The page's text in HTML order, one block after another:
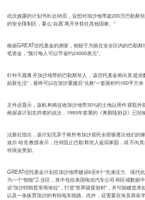
此次披露的计划书长达38页，设想对加沙地带超200万巴勒斯
的安全限制区，要么‘自愿’离开并前往其他国家。”
根据GREAT信托基金的测算，相较于为留在安全区内的巴勒
笔资金，“预计每人可以节省约23000美元”。
针对不愿离开加沙地带的巴勒斯坦人，该信托基金将向其提
始新生活”，最终可以在加沙重建后“兑换”一套面积约160平方米
文件还显示，该机构将征收加沙地带30%的土地以用作获取外
根据该计划支持者的说法，1993年签署的《奥斯陆协议》已经
法新社指出，该计划无异于将所有加沙居民全部驱逐出他们
迪尔·哈克教授表示，任何阻止巴勒斯坦人返回家园，或不向
何现金奖励。
GREAT信托基金计划在加沙地带建设6至8个“充满活力、现代
为一个“智能”工业区，其中包括美国电动汽车公司和区域数
设“加沙特朗普里维埃拉”，打造“世界级度假村”，并可能建造
以及一条纵贯加沙的有轨电车线路。此外，还需要在埃及西奈